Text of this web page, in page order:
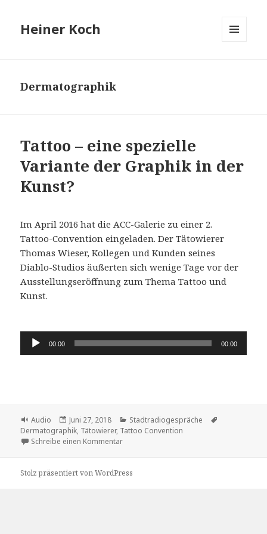
Heiner Koch
Dermatographik
Tattoo – eine spezielle
Variante der Graphik in der
Kunst?
Im April 2016 hat die ACC-Galerie zu einer 2.
Tattoo-Convention eingeladen. Der Tätowierer
Thomas Wieser, Kollegen und Kunden seines
Diablo-Studios äußerten sich wenige Tage vor der
Ausstellungseröffnung zum Thema Tattoo und
Kunst.
Audio-
00:00 00:00
Format
Audio
Veröffentlicht
am
Juni 27, 2018 Kategorien
Stadtradiogespräche
Dermatographik, Tätowierer, Tattoo Convention
Schreibe einen Kommentarzu Tattoo – eine spezielle Variante der
Stolz präsentiert von WordPress